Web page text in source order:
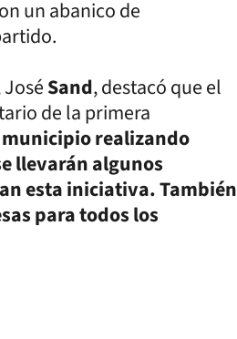
un abanico de
JoséSand, destacó que el
de la primera
municipio realizando
llevarán algunos
esta iniciativa. También
para todos los